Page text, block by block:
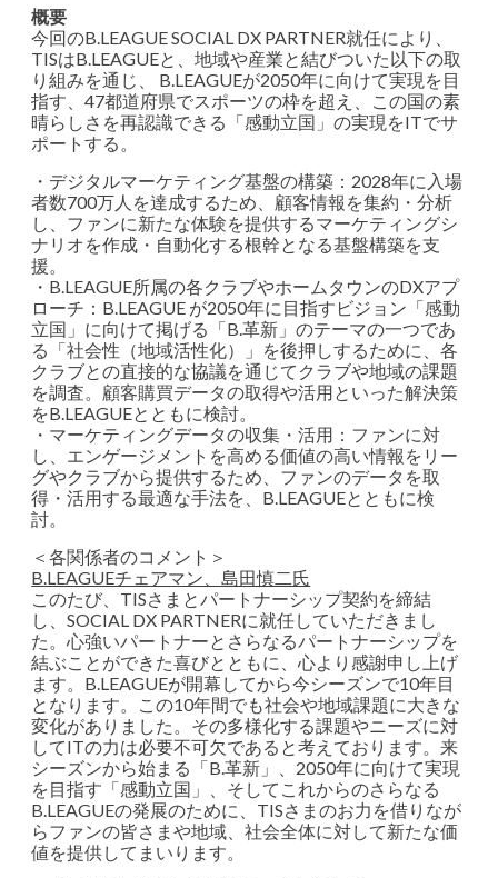
概要
今回のB.LEAGUE SOCIAL DX PARTNER就任により、
TISはB.LEAGUEと、地域や産業と結びついた以下の取
り組みを通じ、 B.LEAGUEが2050年に向けて実現を目
指す、47都道府県でスポーツの枠を超え、この国の素
晴らしさを再認識できる「感動立国」の実現をITでサ
ポートする。
・デジタルマーケティング基盤の構築：2028年に入場
者数700万人を達成するため、顧客情報を集約・分析
し、ファンに新たな体験を提供するマーケティングシ
ナリオを作成・自動化する根幹となる基盤構築を支
援。
・B.LEAGUE所属の各クラブやホームタウンのDXアプ
ローチ：B.LEAGUE が2050年に目指すビジョン「感動
立国」に向けて掲げる「B.革新」のテーマの一つであ
る「社会性（地域活性化）」を後押しするために、各
クラブとの直接的な協議を通じてクラブや地域の課題
を調査。顧客購買データの取得や活用といった解決策
をB.LEAGUEとともに検討。
・マーケティングデータの収集・活用：ファンに対
し、エンゲージメントを高める価値の高い情報をリー
グやクラブから提供するため、ファンのデータを取
得・活用する最適な手法を、B.LEAGUEとともに検
討。
＜各関係者のコメント＞
B.LEAGUEチェアマン、島田慎二氏
このたび、TISさまとパートナーシップ契約を締結
し、SOCIAL DX PARTNERに就任していただきまし
た。心強いパートナーとさらなるパートナーシップを
結ぶことができた喜びとともに、心より感謝申し上げ
ます。B.LEAGUEが開幕してから今シーズンで10年目
となります。この10年間でも社会や地域課題に大きな
変化がありました。その多様化する課題やニーズに対
してITの力は必要不可欠であると考えております。来
シーズンから始まる「B.革新」、2050年に向けて実現
を目指す「感動立国」、そしてこれからのさらなる
B.LEAGUEの発展のために、TISさまのお力を借りなが
らファンの皆さまや地域、社会全体に対して新たな価
値を提供してまいります。